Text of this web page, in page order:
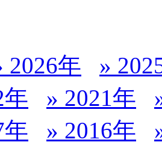
2026年
»
年 » 2021年
年 » 2016年